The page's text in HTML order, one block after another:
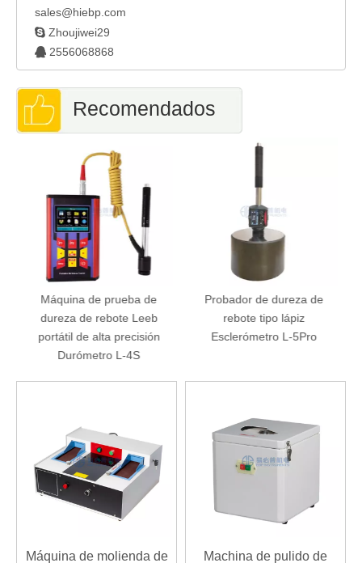
sales@hiebp.com
 Zhoujiwei29
 2556068868
Recomendados
Máquina de prueba de
dureza de rebote Leeb
portátil de alta precisión
Durómetro L-4S
Probador de dureza de
rebote tipo lápiz
Esclerómetro L-5Pro
Máquina de molienda de
Machina de pulido de